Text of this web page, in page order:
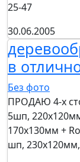
25-47
30.06.2005
в
Без фото
ПРОДАЮ 4-х
5шп,
170х130мм +
шп,